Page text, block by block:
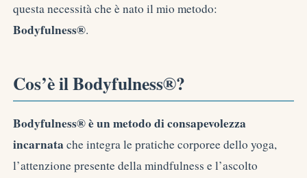
questa necessità che è nato il mio metodo:
Bodyfulness®.
Cos’è il Bodyfulness®?
Bodyfulness® è un metodo di consapevolezza
incarnata che integra le pratiche corporee dello yoga,
l’attenzione presente della mindfulness e l’ascolto